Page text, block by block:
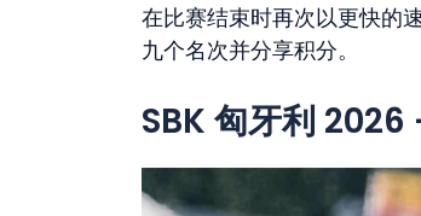
在比赛结束时再次以更快的
九个名次并分享积分。
SBK 匈牙利 2026